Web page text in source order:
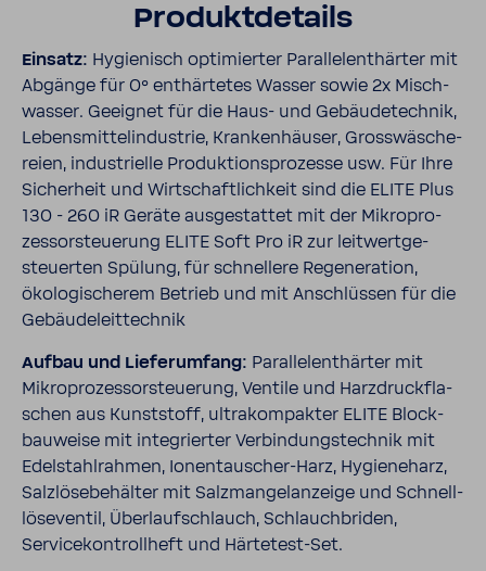
Produkt­de­tails
Einsatz: Hygie­nisch opti­mierter Paral­lel­ent­härter mit
Abgänge für 0° enthär­tetes Wasser sowie 2x Misch­
wasser. Geeignet für die Haus- und Gebäu­de­technik,
Lebens­mit­tel­in­dus­trie, Kran­ken­häuser, Gross­wä­sche­
reien, indus­tri­elle Produk­ti­ons­pro­zesse usw. Für Ihre
Sicher­heit und Wirt­schaft­lich­keit sind die ELITE Plus
130 - 260 iR Geräte ausge­stattet mit der Mikro­pro­
zes­sor­steue­rung ELITE Soft Pro iR zur leit­wert­ge­
steu­erten Spülung, für schnel­lere Rege­ne­ra­tion,
ökolo­gi­scherem Betrieb und mit Anschlüssen für die
Gebäu­de­leit­technik
Aufbau und Liefer­um­fang: Paral­lel­ent­härter mit
Mikro­pro­zes­sor­steue­rung, Ventile und Harz­druck­fla­
schen aus Kunst­stoff, ultra­kom­pakter ELITE Block­
bau­weise mit inte­grierter Verbin­dungs­technik mit
Edel­stahl­rahmen, Ionentauscher-​Harz, Hygie­neharz,
Salz­lö­se­be­hälter mit Salz­man­gel­an­zeige und Schnell­
lö­se­ventil, Über­lauf­schlauch, Schlauch­briden,
Service­kon­troll­heft und Härtetest-​Set.